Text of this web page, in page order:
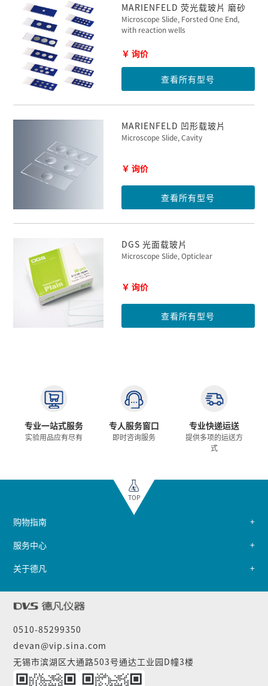
MARIENFELD 荧光载玻片 磨砂
Microscope Slide, Forsted One End,
with reaction wells
￥ 询价
查看所有型号
MARIENFELD 凹形载玻片
Microscope Slide, Cavity
￥ 询价
查看所有型号
DGS 光面载玻片
Microscope Slide, Opticlear
￥ 询价
查看所有型号
专业一站式服务
实验用品应有尽有
专人服务窗口
即时咨询服务
专业快递运送
提供多项的运送方
式
TOP
0510-85299350
devan@vip.sina.com
无锡市滨湖区大通路503号通达工业园D幢3楼
购物指南
服务中心
关于德凡